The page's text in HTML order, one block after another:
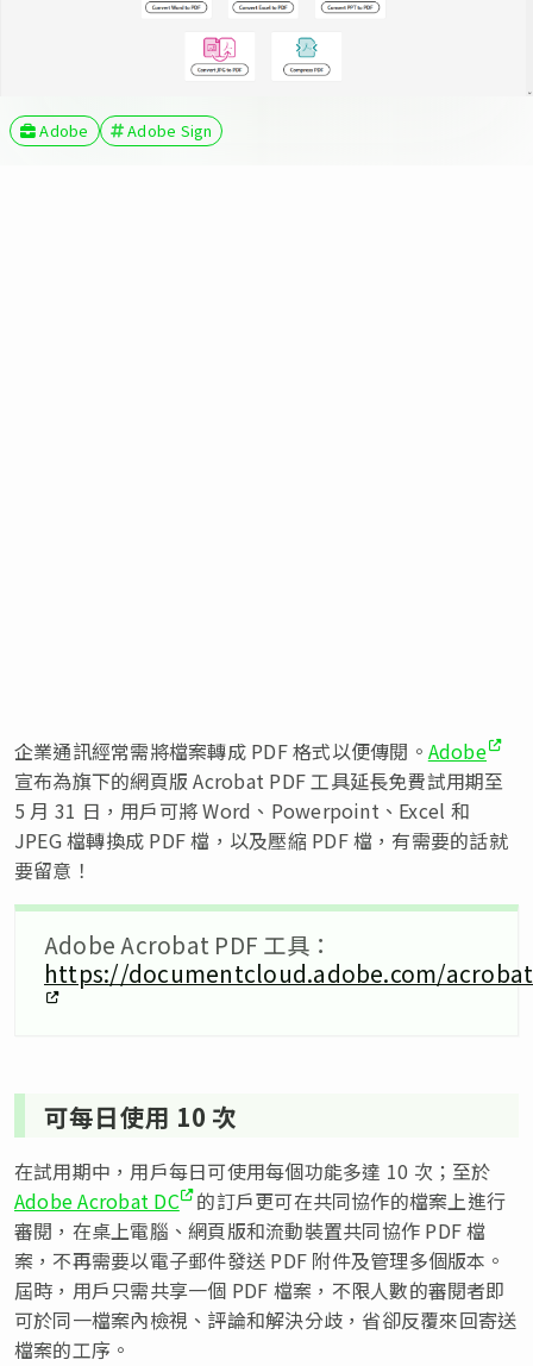
Adobe Adobe Sign
企業通訊經常需將檔案轉成 PDF 格式以便傳閱。 Adobe
宣布為旗下的網頁版 Acrobat PDF 工具延長免費試用期至
5 月 31 日，用戶可將 Word、Powerpoint、Excel 和
JPEG 檔轉換成 PDF 檔，以及壓縮 PDF 檔，有需要的話就
要留意！
Adobe Acrobat PDF 工具：
https://documentcloud.adobe.com/
可每日使用 10 次
在試用期中，用戶每日可使用每個功能多達 10 次；至於
Adobe Acrobat DC 的訂戶更可在共同協作的檔案上進行
審閱，在桌上電腦、網頁版和流動裝置共同協作 PDF 檔
案，不再需要以電子郵件發送 PDF 附件及管理多個版本。
屆時，用戶只需共享一個 PDF 檔案，不限人數的審閱者即
可於同一檔案內檢視、評論和解決分歧，省卻反覆來回寄送
檔案的工序。